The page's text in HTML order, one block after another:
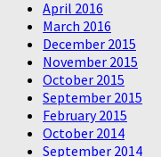
April 2016
March 2016
December 2015
November 2015
October 2015
September 2015
February 2015
October 2014
September 2014